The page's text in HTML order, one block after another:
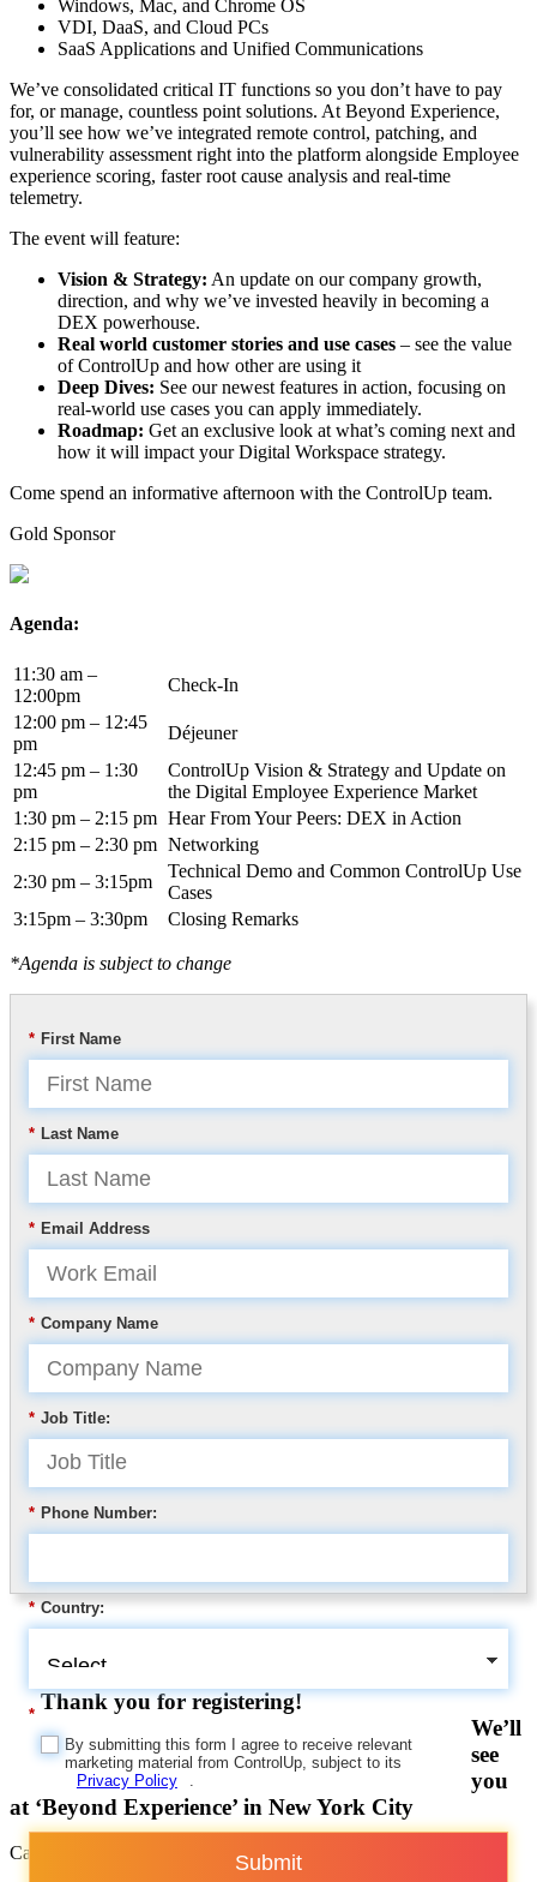
Windows, Mac, and Chrome OS
VDI, DaaS, and Cloud PCs
SaaS Applications and Unified Communications
We’ve consolidated critical IT functions so you don’t have to pay
for, or manage, countless point solutions. At Beyond Experience,
you’ll see how we’ve integrated remote control, patching, and
vulnerability assessment right into the platform alongside Employee
experience scoring, faster root cause analysis and real-time
telemetry.
The event will feature:
Vision & Strategy: An update on our company growth,
direction, and why we’ve invested heavily in becoming a
DEX powerhouse.
Real world customer stories and use cases – see the value
of ControlUp and how other are using it
Deep Dives: See our newest features in action, focusing on
real-world use cases you can apply immediately.
Roadmap: Get an exclusive look at what’s coming next and
how it will impact your Digital Workspace strategy.
Come spend an informative afternoon with the ControlUp team.
Gold Sponsor
Agenda:
11:30 am –
12:00pm
Check-In
12:00 pm – 12:45
pm
Déjeuner
12:45 pm – 1:30
pm
ControlUp Vision & Strategy and Update on
the Digital Employee Experience Market
1:30 pm – 2:15 pm Hear From Your Peers: DEX in Action
2:15 pm – 2:30 pm Networking
2:30 pm – 3:15pm
Technical Demo and Common ControlUp Use
Cases
3:15pm – 3:30pm
Closing Remarks
*Agenda is subject to change
* First Name
* Last Name
* Email Address
* Company Name
* Job Title:
* Phone Number:
* Country:
*
By submitting this form I agree to receive relevant
marketing material from ControlUp, subject to its
Privacy Policy
Submit
Thank you for registering!
We’ll
see
you
at ‘Beyond Experience’ in New York City
Capacités de la plate-forme